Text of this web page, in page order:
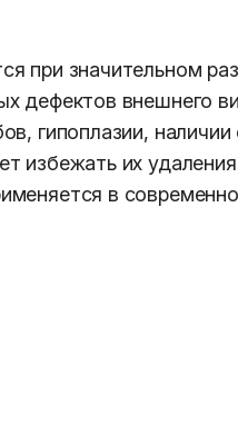
при значительном
дефектов внешнего
гипоплазии,
избежать их
в